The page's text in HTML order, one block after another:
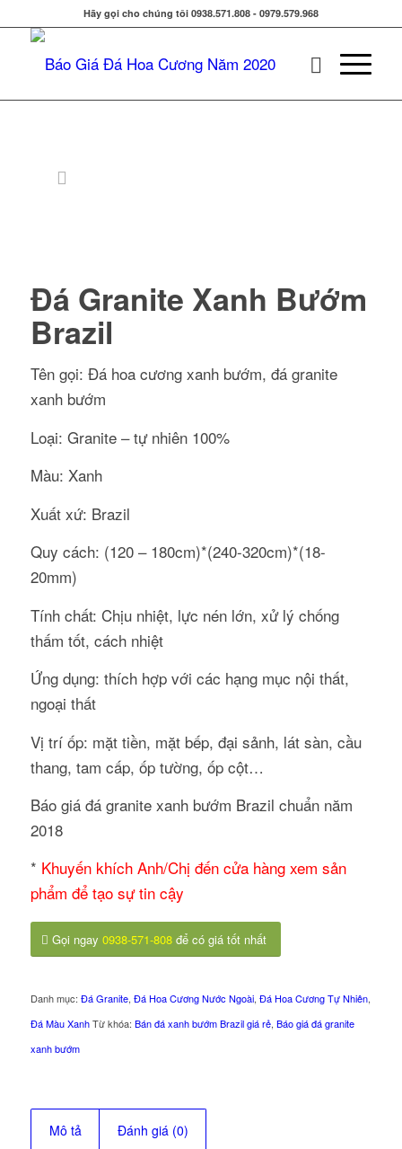
Hãy gọi cho chúng tôi 0938.571.808 - 0979.579.968
Đá Granite Xanh Bướm
Brazil
Tên gọi: Đá hoa cương xanh bướm, đá granite
xanh bướm
Loại: Granite – tự nhiên 100%
Màu: Xanh
Xuất xứ: Brazil
Quy cách: (120 – 180cm)*(240-320cm)*(18-
20mm)
Tính chất: Chịu nhiệt, lực nén lớn, xử lý chống
thấm tốt, cách nhiệt
Ứng dụng: thích hợp với các hạng mục nội thất,
ngoại thất
Vị trí ốp: mặt tiền, mặt bếp, đại sảnh, lát sàn, cầu
thang, tam cấp, ốp tường, ốp cột…
Báo giá đá granite xanh bướm Brazil chuẩn năm
2018
* Khuyến khích Anh/Chị đến cửa hàng xem sản
phẩm để tạo sự tin cậy
Gọi ngay 0938-571-808để có giá tốt nhất
Danh mục: Đá Granite, Đá Hoa Cương Nước Ngoài, Đá Hoa Cương Tự Nhiên,
Đá Màu Xanh Từ khóa: Bán đá xanh bướm Brazil giá rẻ, Báo giá đá granite
xanh bướm
Mô tả Đánh giá (0)